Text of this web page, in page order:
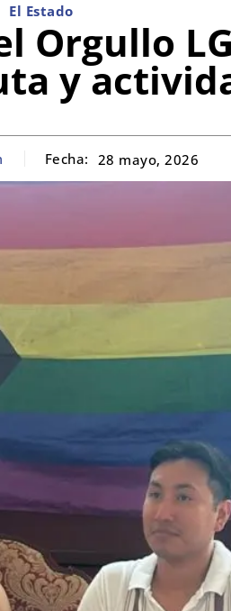
El Estado
Orgullo
y
Fecha: 28 mayo, 2026